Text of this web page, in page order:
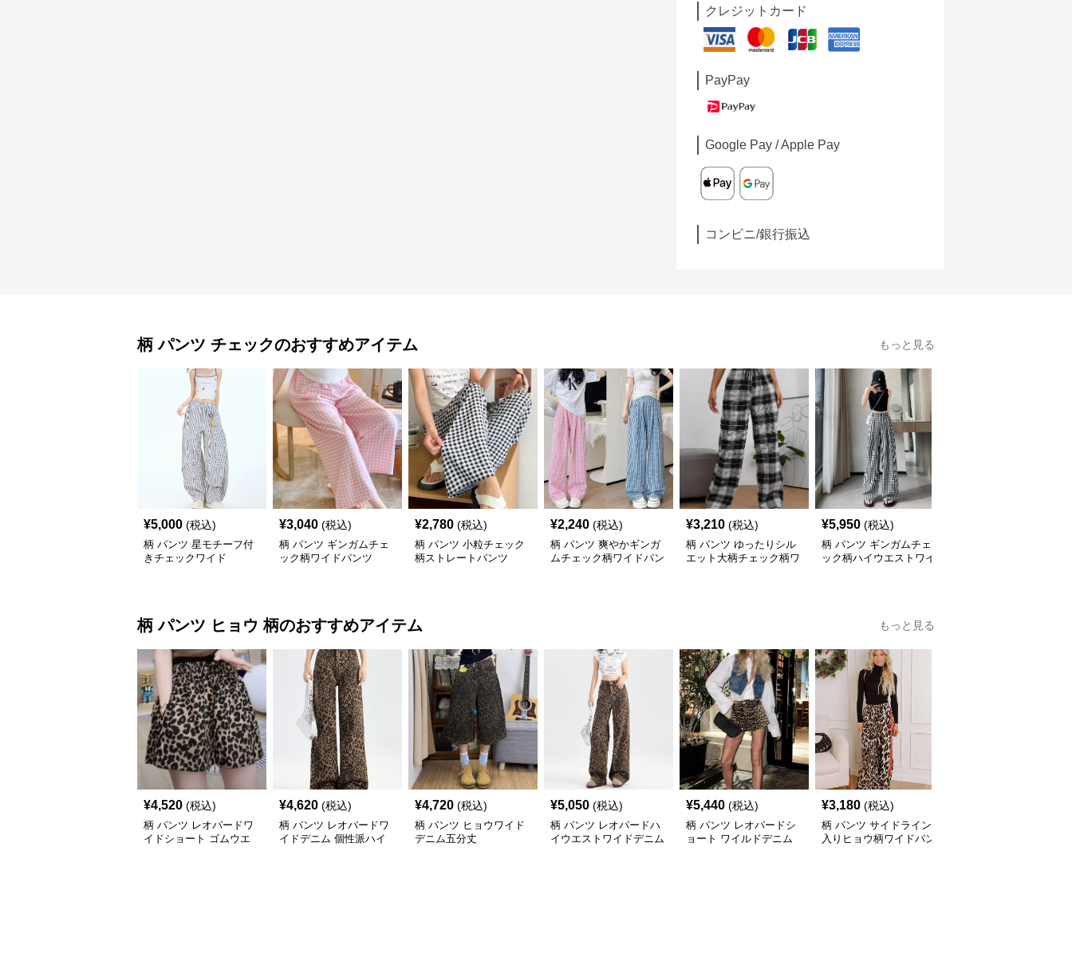
クレジットカード
PayPay
Google Pay / Apple Pay
コンビニ/銀行振込
柄 パンツ チェックのおすすめアイテム もっと見る
¥5,000 (税込)
柄 パンツ 星モチーフ付
きチェックワイド
¥3,040 (税込)
柄 パンツ ギンガムチェ
ック柄ワイドパンツ
¥2,780 (税込)
柄 パンツ 小粒チェック
柄ストレートパンツ
¥2,240 (税込)
柄 パンツ 爽やかギンガ
ムチェック柄ワイドパン
¥3,210 (税込)
柄 パンツ ゆったりシル
エット大柄チェック柄ワ
¥5,950 (税込)
柄 パンツ ギンガムチェ
ック柄ハイウエストワイ
柄 パンツ ヒョウ 柄のおすすめアイテム もっと見る
¥4,520 (税込)
柄 パンツ レオパードワ
イドショート ゴムウエ
¥4,620 (税込)
柄 パンツ レオパードワ
イドデニム 個性派ハイ
¥4,720 (税込)
柄 パンツ ヒョウワイド
デニム五分丈
¥5,050 (税込)
柄 パンツ レオパードハ
イウエストワイドデニム
¥5,440 (税込)
柄 パンツ レオパードシ
ョート ワイルドデニム
¥3,180 (税込)
柄 パンツ サイドライン
入りヒョウ柄ワイドパン